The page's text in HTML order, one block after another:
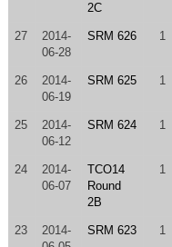
2C
27
2014-
06-28
SRM 626 1
26
2014-
06-19
SRM 625 1
25
2014-
06-12
SRM 624 1
24
2014-
06-07
TCO14
Round
2B
1
23
2014-
SRM 623 1